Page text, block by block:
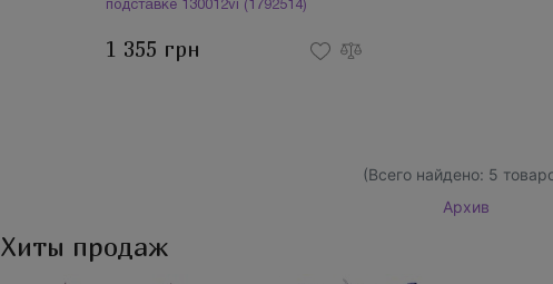
подставке 130012vi (1792514)
1 355 грн
(Всего найдено: 5
Архив
Хиты продаж